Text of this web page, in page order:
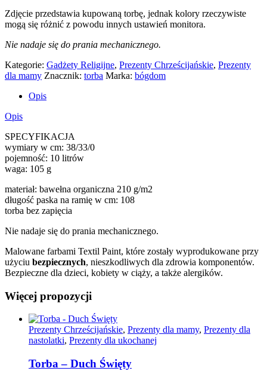
Zdjęcie przedstawia kupowaną torbę, jednak kolory rzeczywiste
mogą się różnić z powodu innych ustawień monitora.
Nie nadaje się do prania mechanicznego.
Kategorie: Gadżety Religijne, Prezenty Chrześcijańskie, Prezenty
dla mamy Znacznik: torba Marka: bógdom
Opis
Opis
SPECYFIKACJA
wymiary w cm: 38/33/0
pojemność: 10 litrów
waga: 105 g
materiał: bawełna organiczna 210 g/m2
długość paska na ramię w cm: 108
torba bez zapięcia
Nie nadaje się do prania mechanicznego.
Malowane farbami Textil Paint, które zostały wyprodukowane przy
użyciu bezpiecznych, nieszkodliwych dla zdrowia komponentów.
Bezpieczne dla dzieci, kobiety w ciąży, a także alergików.
Więcej propozycji
Prezenty Chrześcijańskie, Prezenty dla mamy, Prezenty dla
nastolatki, Prezenty dla ukochanej
Torba – Duch Święty